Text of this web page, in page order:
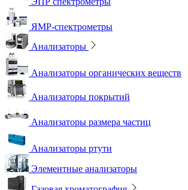
ЯМР-спектрометры
Анализаторы
Анализаторы органических веществ
Анализаторы покрытий
Анализаторы размера частиц
Анализаторы ртути
Элементные анализаторы